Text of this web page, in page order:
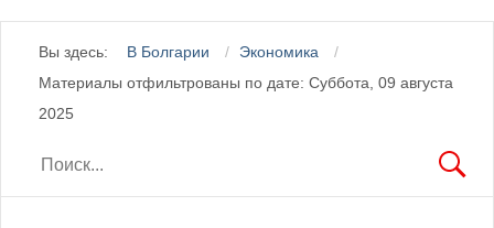
Вы здесь: В Болгарии
Экономика
Материалы отфильтрованы по дате: Суббота, 09 августа
2025